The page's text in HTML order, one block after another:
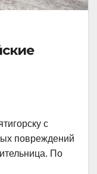
жителю
с
повреждений
По